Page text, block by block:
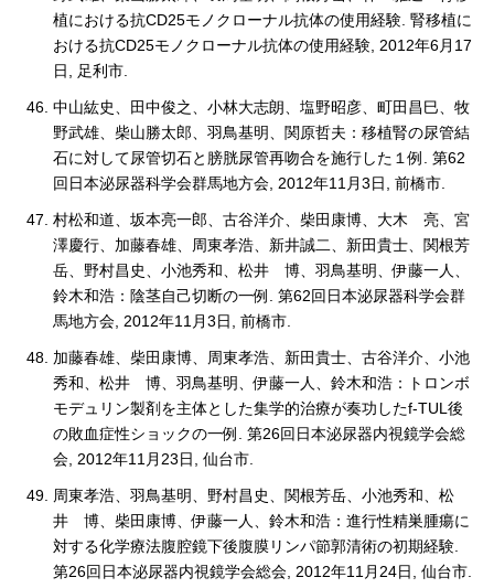
植における抗CD25モノクローナル抗体の使用経験. 腎移植に
おける抗CD25モノクローナル抗体の使用経験, 2012年6月17
日, 足利市.
中山紘史、田中俊之、小林大志朗、塩野昭彦、町田昌巳、牧
野武雄、柴山勝太郎、羽鳥基明、関原哲夫：移植腎の尿管結
石に対して尿管切石と膀胱尿管再吻合を施行した１例. 第62
回日本泌尿器科学会群馬地方会, 2012年11月3日, 前橋市.
村松和道、坂本亮一郎、古谷洋介、柴田康博、大木 亮、宮
澤慶行、加藤春雄、周東孝浩、新井誠二、新田貴士、関根芳
岳、野村昌史、小池秀和、松井 博、羽鳥基明、伊藤一人、
鈴木和浩：陰茎自己切断の一例. 第62回日本泌尿器科学会群
馬地方会, 2012年11月3日, 前橋市.
加藤春雄、柴田康博、周東孝浩、新田貴士、古谷洋介、小池
秀和、松井 博、羽鳥基明、伊藤一人、鈴木和浩：トロンボ
モデュリン製剤を主体とした集学的治療が奏功したf-TUL後
の敗血症性ショックの一例. 第26回日本泌尿器内視鏡学会総
会, 2012年11月23日, 仙台市.
周東孝浩、羽鳥基明、野村昌史、関根芳岳、小池秀和、松
井 博、柴田康博、伊藤一人、鈴木和浩：進行性精巣腫瘍に
対する化学療法腹腔鏡下後腹膜リンパ節郭清術の初期経験.
第26回日本泌尿器内視鏡学会総会, 2012年11月24日, 仙台市.